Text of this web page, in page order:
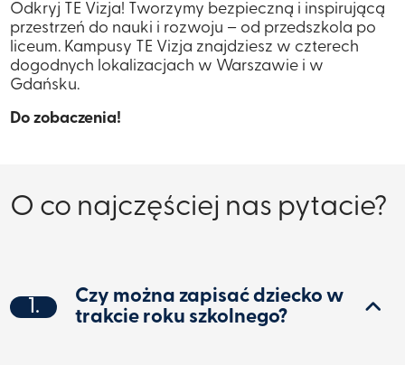
Odkryj TE Vizja! Tworzymy bezpieczną i inspirującą
przestrzeń do nauki i rozwoju – od przedszkola po
liceum. Kampusy TE Vizja znajdziesz w czterech
dogodnych lokalizacjach w Warszawie i w
Gdańsku.
Do zobaczenia!
O co najczęściej nas pytacie?
1.
Czy można zapisać dziecko w
trakcie roku szkolnego?